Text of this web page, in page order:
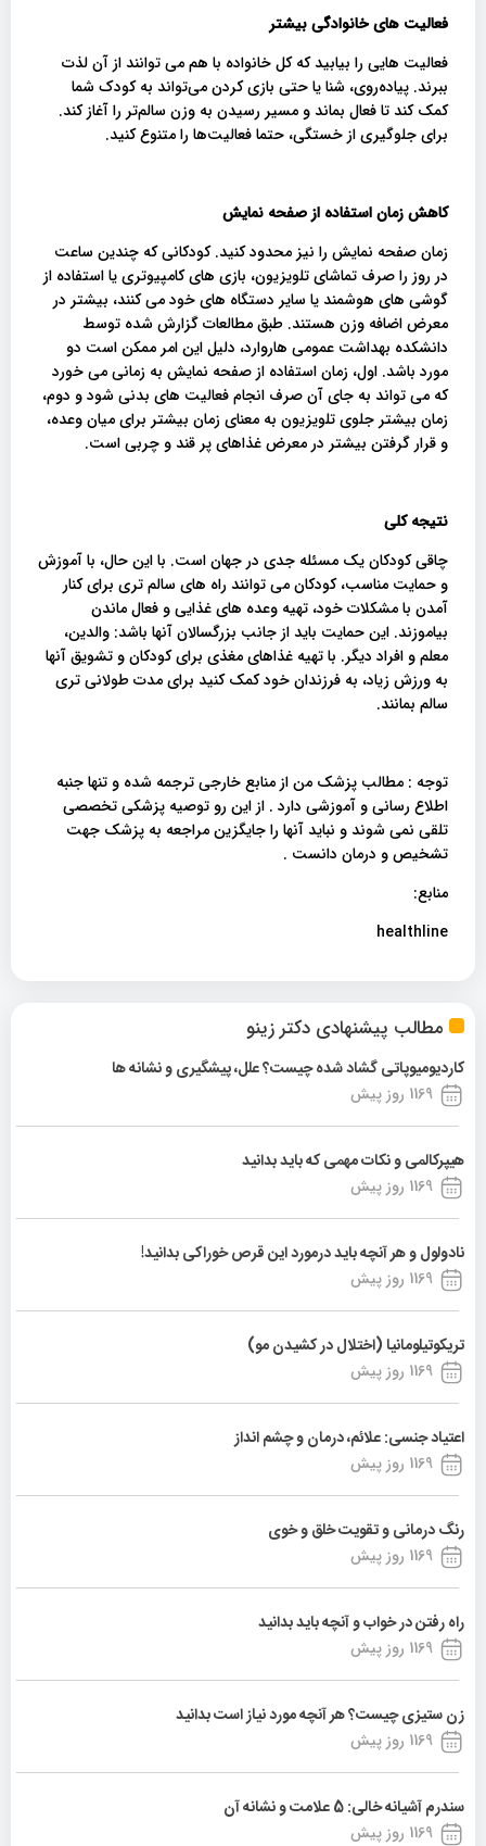
مطالب پیشنهادی دکتر زینو
کاردیومیوپاتی گشاد شده چیست؟ علل، پیشگیری و نشانه ها
1169 روز پیش
هیپرکالمی و نکات مهمی که باید بدانید
1169 روز پیش
نادولول و هر آنچه باید درمورد این قرص خوراکی بدانید!
1169 روز پیش
تریکوتیلومانیا (اختلال در کشیدن مو)
1169 روز پیش
اعتیاد جنسی: علائم، درمان و چشم انداز
1169 روز پیش
رنگ درمانی و تقویت خلق و خوی
1169 روز پیش
راه رفتن در خواب و آنچه باید بدانید
1169 روز پیش
زن ستیزی چیست؟ هر آنچه مورد نیاز است بدانید
1169 روز پیش
سندرم آشیانه خالی: 5 علامت و نشانه آن
1169 روز پیش
فعالیت های خانوادگی بیشتر
فعالیت هایی را بیابید که کل خانواده با هم می توانند از آن لذت
ببرند. پیاده‌روی، شنا یا حتی بازی کردن می‌تواند به کودک شما
کمک کند تا فعال بماند و مسیر رسیدن به وزن سالم‌تر را آغاز کند.
برای جلوگیری از خستگی، حتما فعالیت‌ها را متنوع کنید.
کاهش زمان استفاده از صفحه نمایش
زمان صفحه نمایش را نیز محدود کنید. کودکانی که چندین ساعت
در روز را صرف تماشای تلویزیون، بازی های کامپیوتری یا استفاده از
گوشی های هوشمند یا سایر دستگاه های خود می کنند، بیشتر در
معرض اضافه وزن هستند. طبق مطالعات گزارش شده توسط
دانشکده بهداشت عمومی هاروارد، دلیل این امر ممکن است دو
مورد باشد. اول، زمان استفاده از صفحه نمایش به زمانی می خورد
که می تواند به جای آن صرف انجام فعالیت های بدنی شود و دوم،
زمان بیشتر جلوی تلویزیون به معنای زمان بیشتر برای میان وعده،
و قرار گرفتن بیشتر در معرض غذاهای پر قند و چربی است.
نتیجه کلی
چاقی کودکان یک مسئله جدی در جهان است. با این حال، با آموزش
و حمایت مناسب، کودکان می توانند راه های سالم تری برای کنار
آمدن با مشکلات خود، تهیه وعده های غذایی و فعال ماندن
بیاموزند. این حمایت باید از جانب بزرگسالان آنها باشد: والدین،
معلم و افراد دیگر. با تهیه غذاهای مغذی برای کودکان و تشویق آنها
به ورزش زیاد، به فرزندان خود کمک کنید برای مدت طولانی تری
سالم بمانند.
توجه : مطالب پزشک من از منابع خارجی ترجمه شده و تنها جنبه
اطلاع رسانی و آموزشی دارد . از این رو توصیه پزشکی تخصصی
تلقی نمی شوند و نباید آنها را جایگزین مراجعه به پزشک جهت
تشخیص و درمان دانست .
منابع:
healthline